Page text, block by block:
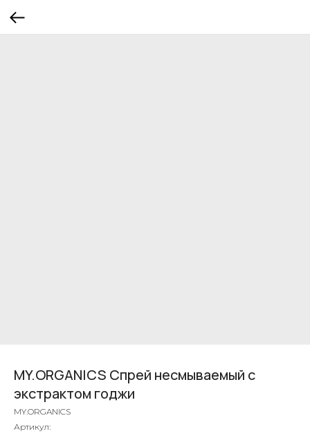
MY.ORGANICS Спрей несмываемый с
экстрактом годжи
MY.ORGANICS
Артикул: